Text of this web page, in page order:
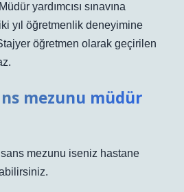
yardımcısı sınavına
yıl öğretmenlik deneyimine
öğretmen olarak geçirilen
mezunu müdür
mezunu iseniz hastane